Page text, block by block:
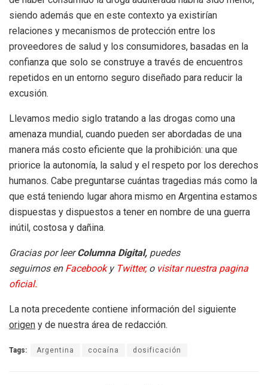
siendo además que en este contexto ya existirían
relaciones y mecanismos de protección entre los
proveedores de salud y los consumidores, basadas en la
confianza que solo se construye a través de encuentros
repetidos en un entorno seguro diseñado para reducir la
excusión.
Llevamos medio siglo tratando a las drogas como una
amenaza mundial, cuando pueden ser abordadas de una
manera más costo eficiente que la prohibición: una que
priorice la autonomía, la salud y el respeto por los derechos
humanos. Cabe preguntarse cuántas tragedias más como la
que está teniendo lugar ahora mismo en Argentina estamos
dispuestas y dispuestos a tener en nombre de una guerra
inútil, costosa y dañina.
Gracias por leerColumna Digital, puedes
seguirnos en Facebook y Twitter, o visitar nuestra pagina
oficial.
La nota precedente contiene información del siguiente
origen y de nuestra área de redacción.
Tags: Argentina cocaína dosificación